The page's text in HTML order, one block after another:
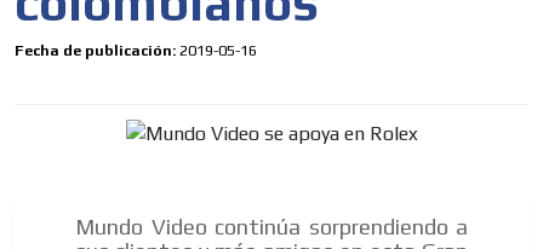
Fecha de publicación: 2019-05-16
Mundo Video continúa sorprendiendo a